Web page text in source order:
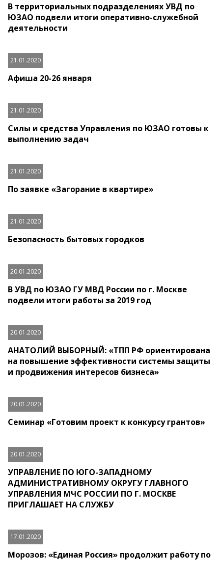
В территориальных подразделениях УВД по
ЮЗАО подвели итоги оперативно-служебной
деятельности
21.01.2020
Афиша 20-26 января
21.01.2020
Силы и средства Управления по ЮЗАО готовы к
выполнению задач
21.01.2020
По заявке «Загорание в квартире»
21.01.2020
Безопасность бытовых городков
20.01.2020
В УВД по ЮЗАО ГУ МВД России по г. Москве
подвели итоги работы за 2019 год
20.01.2020
АНАТОЛИЙ ВЫБОРНЫЙ: «ТПП РФ ориентирована
на повышение эффективности системы защиты
и продвижения интересов бизнеса»
20.01.2020
Семинар «Готовим проект к конкурсу грантов»
20.01.2020
УПРАВЛЕНИЕ ПО ЮГО-ЗАПАДНОМУ
АДМИНИСТРАТИВНОМУ ОКРУГУ ГЛАВНОГО
УПРАВЛЕНИЯ МЧС РОССИИ ПО Г. МОСКВЕ
ПРИГЛАШАЕТ НА СЛУЖБУ
17.01.2020
Морозов: «Единая Россия» продолжит работу по